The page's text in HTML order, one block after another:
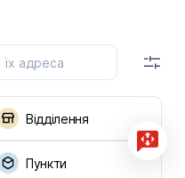
Відділення
Пункти